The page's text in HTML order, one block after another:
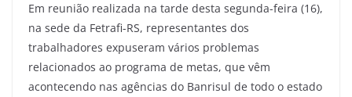
Em reunião realizada na tarde desta segunda-feira (16),
na sede da Fetrafi-RS, representantes dos
trabalhadores expuseram vários problemas
relacionados ao programa de metas, que vêm
acontecendo nas agências do Banrisul de todo o estado